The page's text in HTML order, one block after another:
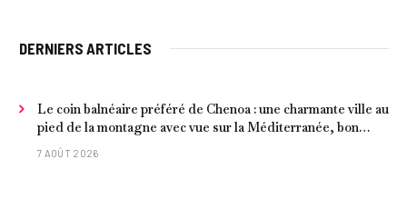
DERNIERS ARTICLES
Le coin balnéaire préféré de Chenoa : une charmante ville au
pied de la montagne avec vue sur la Méditerranée, bon
poisson et criques isolées
7 AOÛT 2026